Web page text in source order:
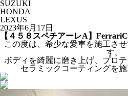
SUZUKI
HONDA
LEXUS
2023年6月17日
【４５８スペチアーレA】
この度は、希少な愛車を施工さ
す。
ボディを綺麗に磨き上げ、プロ
セラミックコーティングを施